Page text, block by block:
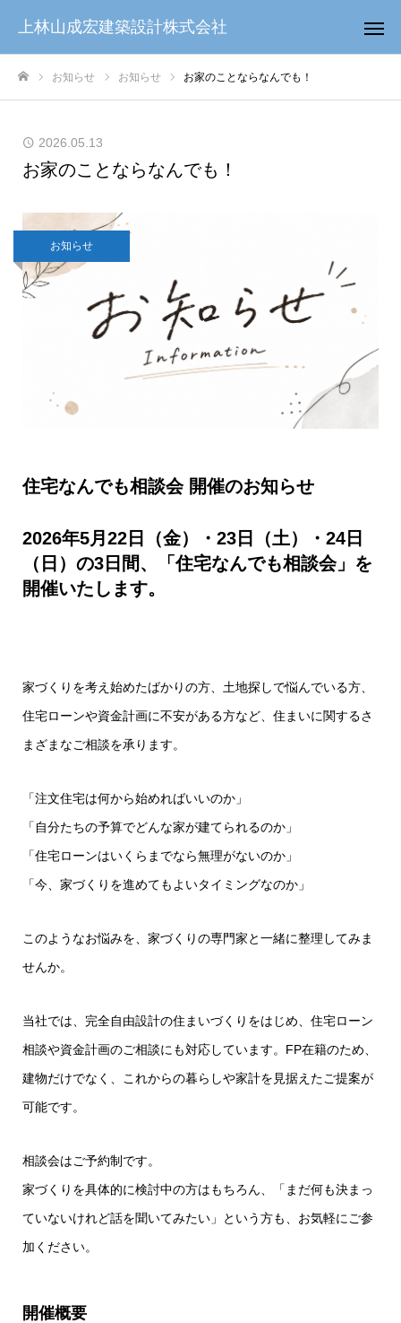
上林山成宏建築設計株式会社
お知らせ お知らせ お家のことならなんでも！
2026.05.13
お家のことならなんでも！
お知らせ
住宅なんでも相談会 開催のお知らせ
2026年5月22日（金）・23日（土）・24日
（日）の3日間、「住宅なんでも相談会」を
開催いたします。
家づくりを考え始めたばかりの方、土地探しで悩んでいる方、
住宅ローンや資金計画に不安がある方など、住まいに関するさ
まざまなご相談を承ります。
「注文住宅は何から始めればいいのか」
「自分たちの予算でどんな家が建てられるのか」
「住宅ローンはいくらまでなら無理がないのか」
「今、家づくりを進めてもよいタイミングなのか」
このようなお悩みを、家づくりの専門家と一緒に整理してみま
せんか。
当社では、完全自由設計の住まいづくりをはじめ、住宅ローン
相談や資金計画のご相談にも対応しています。FP在籍のため、
建物だけでなく、これからの暮らしや家計を見据えたご提案が
可能です。
相談会はご予約制です。
家づくりを具体的に検討中の方はもちろん、「まだ何も決まっ
ていないけれど話を聞いてみたい」という方も、お気軽にご参
加ください。
開催概要